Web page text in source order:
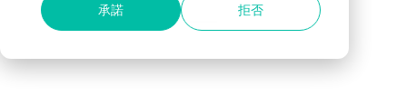
承諾 拒否